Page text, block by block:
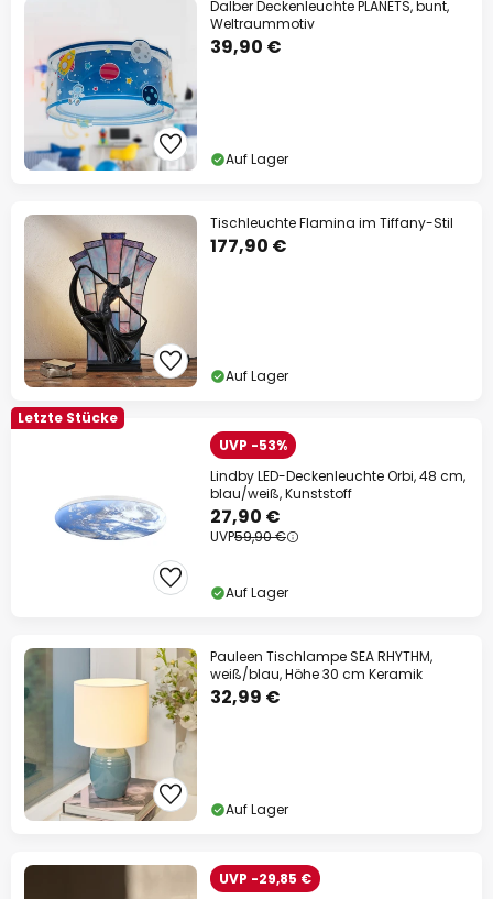
Dalber Deckenleuchte PLANETS, bunt,
Weltraummotiv
39,90 €
Auf Lager
Tischleuchte Flamina im Tiffany-Stil
177,90 €
Auf Lager
Letzte Stücke
UVP -53%
Lindby LED-Deckenleuchte Orbi, 48 cm,
blau/weiß, Kunststoff
27,90 €
UVP59,90 €
Auf Lager
Pauleen Tischlampe SEA RHYTHM,
weiß/blau, Höhe 30 cm Keramik
32,99 €
Auf Lager
UVP -29,85 €